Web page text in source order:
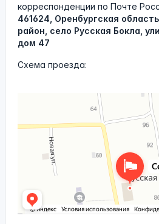
корреспонденции по Почте
461624, Оренбургская
район, село Русская Бокла,
дом 47
Схема проезда:
Администрация Русскобоклинского
Администрация в Оренбургской